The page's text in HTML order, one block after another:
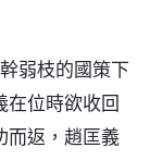
弱枝的國策下
在位時欲收回
而返，趙匡義